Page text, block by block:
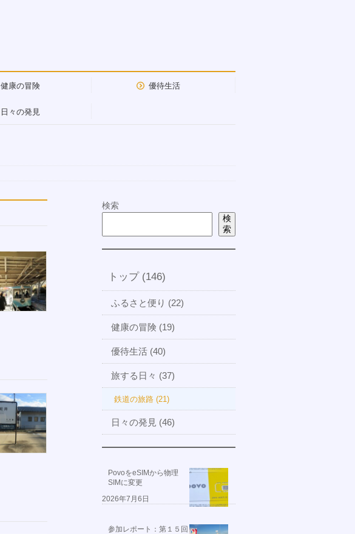
健康の冒険 優待生活
日々の発見
検索
検
索
トップ (146)
ふるさと便り (22)
健康の冒険 (19)
優待生活 (40)
旅する日々 (37)
鉄道の旅路 (21)
日々の発見 (46)
PovoをeSIMから物理
SIMに変更
2026年7月6日
参加レポート：第１５回